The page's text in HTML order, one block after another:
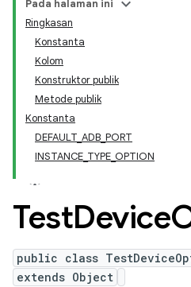
Pada halaman ini
Ringkasan
Konstanta
Kolom
Konstruktor publik
Metode publik
Konstanta
DEFAULT_ADB_PORT
INSTANCE_TYPE_OPTION
TestDevice
public class
extends Object